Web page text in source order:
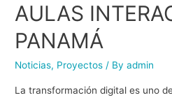
AULAS
PANAMÁ
Noticias, Proyectos / Byadmin
La transformación digital es uno